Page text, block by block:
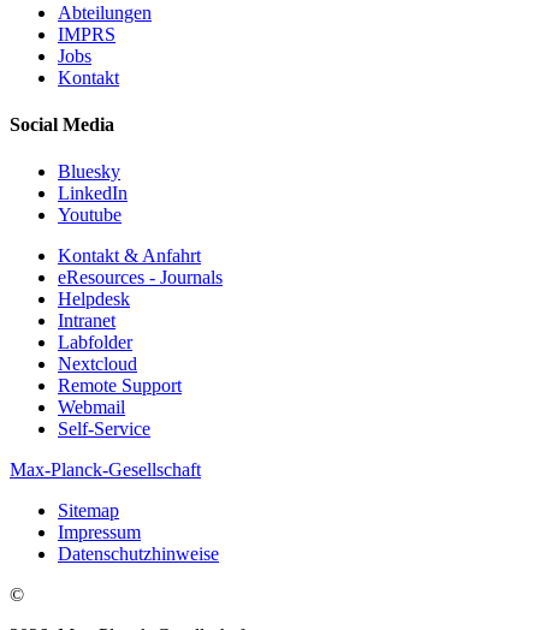
Abteilungen
IMPRS
Jobs
Kontakt
Social Media
Bluesky
LinkedIn
Youtube
Kontakt & Anfahrt
eResources - Journals
Helpdesk
Intranet
Labfolder
Nextcloud
Remote Support
Webmail
Self-Service
Max-Planck-Gesellschaft
Sitemap
Impressum
Datenschutzhinweise
©